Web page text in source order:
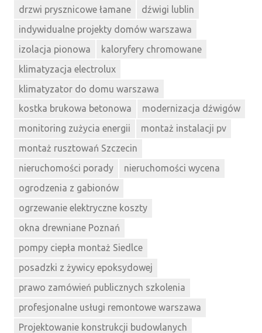
drzwi prysznicowe łamane
dźwigi lublin
indywidualne projekty domów warszawa
izolacja pionowa
kaloryfery chromowane
klimatyzacja electrolux
klimatyzator do domu warszawa
kostka brukowa betonowa
modernizacja dźwigów
monitoring zużycia energii
montaż instalacji pv
montaż rusztowań Szczecin
nieruchomości porady
nieruchomości wycena
ogrodzenia z gabionów
ogrzewanie elektryczne koszty
okna drewniane Poznań
pompy ciepła montaż Siedlce
posadzki z żywicy epoksydowej
prawo zamówień publicznych szkolenia
profesjonalne usługi remontowe warszawa
Projektowanie konstrukcji budowlanych